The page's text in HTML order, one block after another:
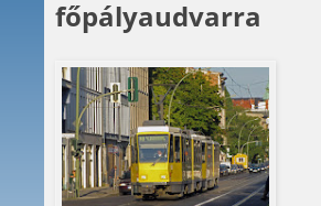
főpályaudvarra